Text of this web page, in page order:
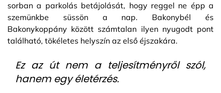
sorban a parkolás betájolását, hogy reggel ne épp a
szemünkbe süssön a nap. Bakonybél és
Bakonykoppány között számtalan ilyen nyugodt pont
található, tökéletes helyszín az első éjszakára.
Ez az út nem a teljesítményről szól,
hanem egy életérzés.